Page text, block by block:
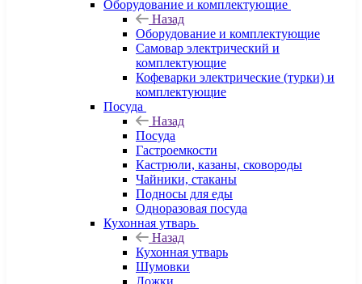
Оборудование и комплектующие
Назад
Оборудование и комплектующие
Самовар электрический и
комплектующие
Кофеварки электрические (турки) и
комплектующие
Посуда
Назад
Посуда
Гастроемкости
Кастрюли, казаны, сковороды
Чайники, стаканы
Подносы для еды
Одноразовая посуда
Кухонная утварь
Назад
Кухонная утварь
Шумовки
Ложки